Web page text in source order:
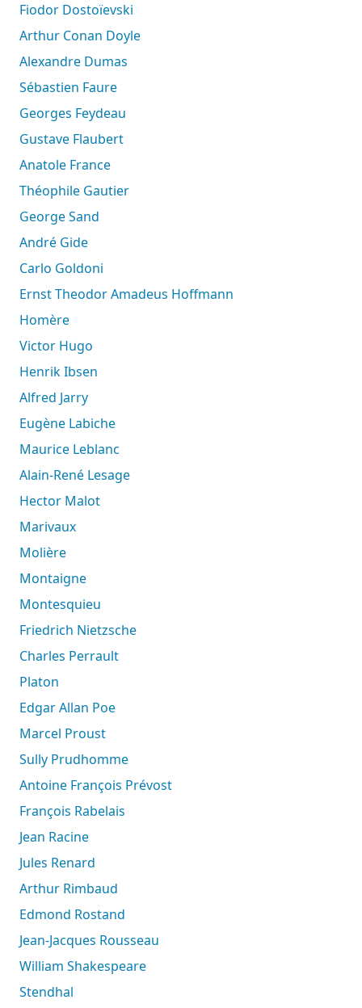
Fiodor Dostoïevski
Arthur Conan Doyle
Alexandre Dumas
Sébastien Faure
Georges Feydeau
Gustave Flaubert
Anatole France
Théophile Gautier
George Sand
André Gide
Carlo Goldoni
Ernst Theodor Amadeus Hoffmann
Homère
Victor Hugo
Henrik Ibsen
Alfred Jarry
Eugène Labiche
Maurice Leblanc
Alain-René Lesage
Hector Malot
Marivaux
Molière
Montaigne
Montesquieu
Friedrich Nietzsche
Charles Perrault
Platon
Edgar Allan Poe
Marcel Proust
Sully Prudhomme
Antoine François Prévost
François Rabelais
Jean Racine
Jules Renard
Arthur Rimbaud
Edmond Rostand
Jean-Jacques Rousseau
William Shakespeare
Stendhal